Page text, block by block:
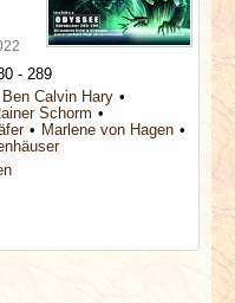
- 289
Ben Calvin Hary
Schorm
Marlene von Hagen